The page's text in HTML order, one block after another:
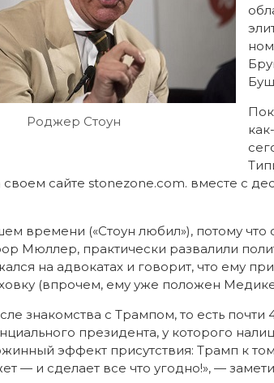
Роджер Стоун
своем сайте stonezone.com. вместе с
времени («Стоун любил»), потому что
Мюллер, практически развалили
на адвокатах и говорит, что ему
(впрочем, ему уже положен
знакомства с Трампом, то есть
президента, у которого
эффект присутствия: Трамп к
— и сделает все что угодно!», —